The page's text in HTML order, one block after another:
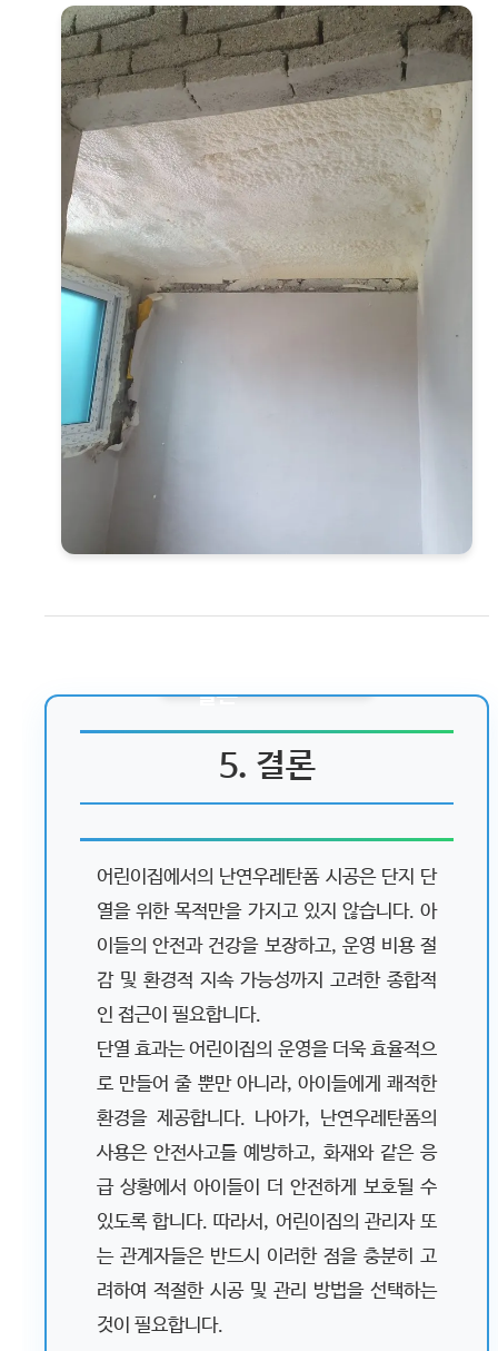
5. 결론
어린이집에서의 난연우레탄폼 시공은 단지 단
열을 위한 목적만을 가지고 있지 않습니다. 아
이들의 안전과 건강을 보장하고, 운영 비용 절
감 및 환경적 지속 가능성까지 고려한 종합적
인 접근이 필요합니다.
단열 효과는 어린이집의 운영을 더욱 효율적으
로 만들어 줄 뿐만 아니라, 아이들에게 쾌적한
환경을 제공합니다. 나아가, 난연우레탄폼의
사용은 안전사고를 예방하고, 화재와 같은 응
급 상황에서 아이들이 더 안전하게 보호될 수
있도록 합니다. 따라서, 어린이집의 관리자 또
는 관계자들은 반드시 이러한 점을 충분히 고
려하여 적절한 시공 및 관리 방법을 선택하는
것이 필요합니다.